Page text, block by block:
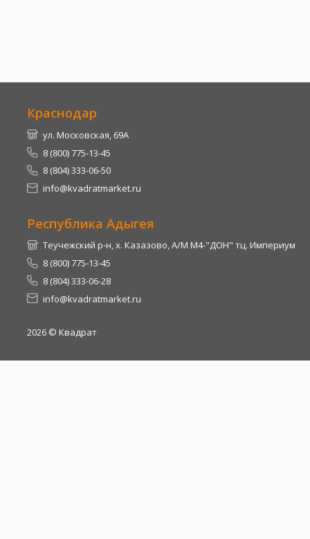
Краснодар
ул. Московская, 69А
8 (800) 775-13-45
8 (804) 333-06-50
info@kvadratmarket.ru
Республика Адыгея
Теучежский р-н, х. Казазово, А/М М4-"ДОН" тц. Империум
8 (800) 775-13-45
8 (804) 333-06-28
info@kvadratmarket.ru
2026 © Квадрат